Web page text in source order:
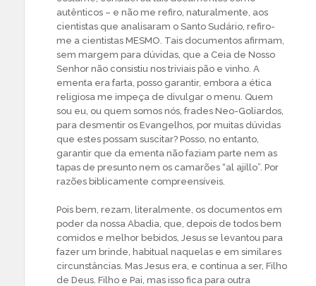
autênticos – e não me refiro, naturalmente, aos
cientistas que analisaram o Santo Sudário, refiro-
me a cientistas MESMO. Tais documentos afirmam,
sem margem para dúvidas, que a Ceia de Nosso
Senhor não consistiu nos triviais pão e vinho. A
ementa era farta, posso garantir, embora a ética
religiosa me impeça de divulgar o menu. Quem
sou eu, ou quem somos nós, frades Neo-Goliardos,
para desmentir os Evangelhos, por muitas dúvidas
que estes possam suscitar? Posso, no entanto,
garantir que da ementa não faziam parte nem as
tapas de presunto nem os camarões “al ajillo”. Por
razões biblicamente compreensíveis.
Pois bem, rezam, literalmente, os documentos em
poder da nossa Abadia, que, depois de todos bem
comidos e melhor bebidos, Jesus se levantou para
fazer um brinde, habitual naquelas e em similares
circunstâncias. Mas Jesus era, e continua a ser, Filho
de Deus. Filho e Pai, mas isso fica para outra